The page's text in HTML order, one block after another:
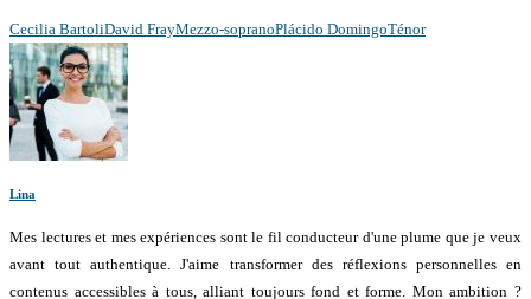
Cecilia BartoliDavid FrayMezzo-sopranoPlácido DomingoTénor
Lina
Mes lectures et mes expériences sont le fil conducteur d'une plume que je veux
avant tout authentique. J'aime transformer des réflexions personnelles en
contenus accessibles à tous, alliant toujours fond et forme. Mon ambition ?